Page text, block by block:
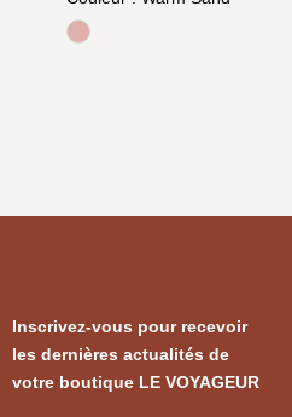
Rose
Inscrivez-vous pour recevoir
les dernières actualités de
votre boutique LE VOYAGEUR